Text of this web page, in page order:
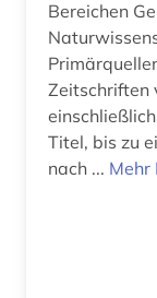
Bereichen
Primärquellen-
Zeitschriften
Titel, bis zu
nach ... Mehr